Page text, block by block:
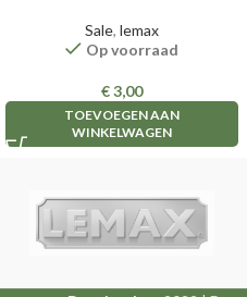
Sale, lemax
Op voorraad
€3,00
TOEVOEGEN AAN
WINKELWAGEN